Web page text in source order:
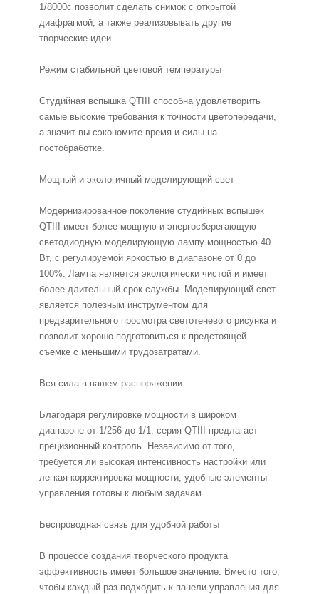
1/8000с позволит сделать снимок с открытой
диафрагмой, а также реализовывать другие
творческие идеи.
Режим стабильной цветовой температуры
Студийная вспышка QTIII способна удовлетворить
самые высокие требования к точности цветопередачи,
а значит вы сэкономите время и силы на
постобработке.
Мощный и экологичный моделирующий свет
Модернизированное поколение студийных вспышек
QTIII имеет более мощную и энергосберегающую
светодиодную моделирующую лампу мощностью 40
Вт, с регулируемой яркостью в диапазоне от 0 до
100%. Лампа является экологически чистой и имеет
более длительный срок службы. Моделирующий свет
является полезным инструментом для
предварительного просмотра светотеневого рисунка и
позволит хорошо подготовиться к предстоящей
съемке с меньшими трудозатратами.
Вся сила в вашем распоряжении
Благодаря регулировке мощности в широком
диапазоне от 1/256 до 1/1, серия QTIII предлагает
прецизионный контроль. Независимо от того,
требуется ли высокая интенсивность настройки или
легкая корректировка мощности, удобные элементы
управления готовы к любым задачам.
Беспроводная связь для удобной работы
В процессе создания творческого продукта
эффективность имеет большое значение. Вместо того,
чтобы каждый раз подходить к панели управления для